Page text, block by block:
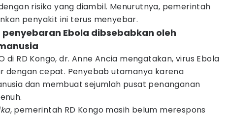
risiko yang diambil. Menurutnya, pemerintah
penyakit ini terus menyebar.
penyebaran Ebola dibsebabkan oleh
di RD Kongo, dr. Anne Ancia mengatakan, virus Ebola
dengan cepat. Penyebab utamanya karena
dan membuat sejumlah pusat penanganan
, pemerintah RD Kongo masih belum merespons